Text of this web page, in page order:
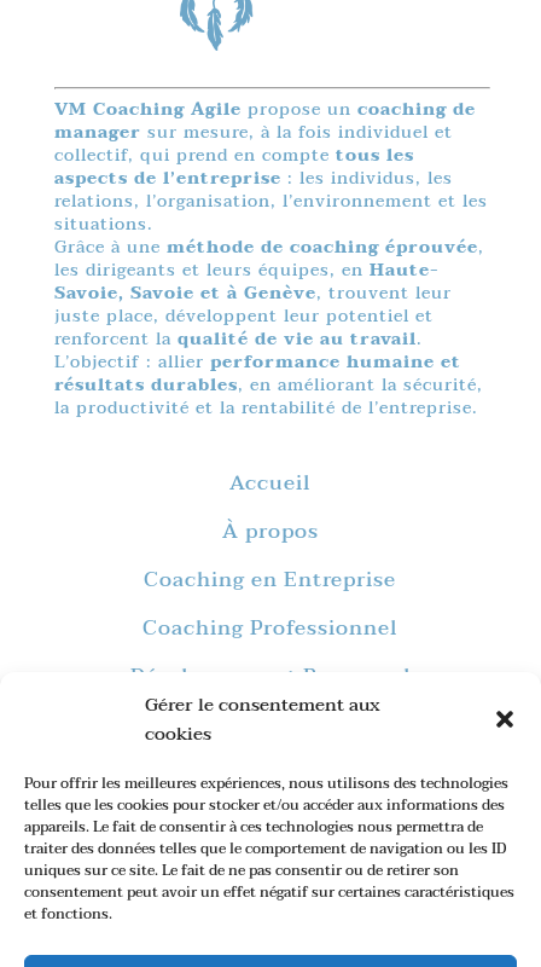
Gérer le consentement aux
cookies
Pour offrir les meilleures expériences, nous utilisons des technologies
telles que les cookies pour stocker et/ou accéder aux informations des
appareils. Le fait de consentir à ces technologies nous permettra de
traiter des données telles que le comportement de navigation ou les ID
uniques sur ce site. Le fait de ne pas consentir ou de retirer son
consentement peut avoir un effet négatif sur certaines caractéristiques
et fonctions.
VM Coaching Agile propose un coaching de
manager sur mesure, à la fois individuel et
collectif, qui prend en compte tous les
aspects de l’entreprise : les individus, les
relations, l’organisation, l’environnement et les
situations.
Grâce à une méthode de coaching éprouvée,
les dirigeants et leurs équipes, en Haute-
Savoie, Savoie et à Genève, trouvent leur
juste place, développent leur potentiel et
renforcent la qualité de vie au travail.
L’objectif : allier performance humaine et
résultats durables, en améliorant la sécurité,
la productivité et la rentabilité de l’entreprise.
Accueil
À propos
Coaching en Entreprise
Coaching Professionnel
Développement Personnel
Formations
Blog
Contact